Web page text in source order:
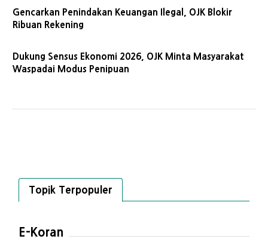
Gencarkan Penindakan Keuangan Ilegal, OJK Blokir
Ribuan Rekening
Dukung Sensus Ekonomi 2026, OJK Minta Masyarakat
Waspadai Modus Penipuan
Topik Terpopuler
E-Koran